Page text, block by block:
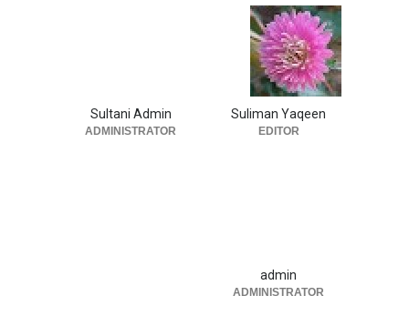
Suliman Yaqeen
EDITOR
Sultani Admin
ADMINISTRATOR
admin
ADMINISTRATOR